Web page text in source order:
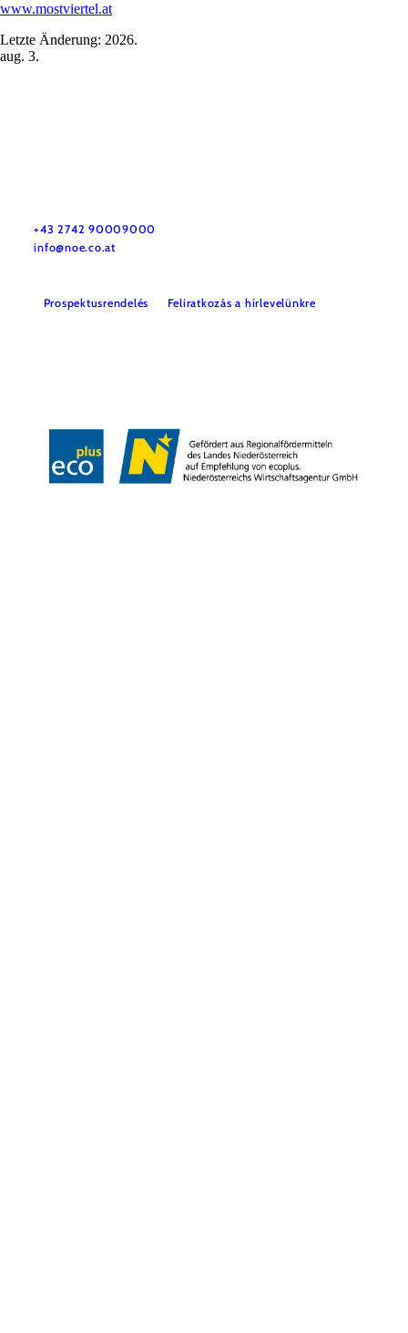
www.mostviertel.at
Letzte Änderung: 2026.
aug. 3.
+43 2742 90009000
info@noe.co.at
Prospektusrendelés Feliratkozás a hírlevelünkre